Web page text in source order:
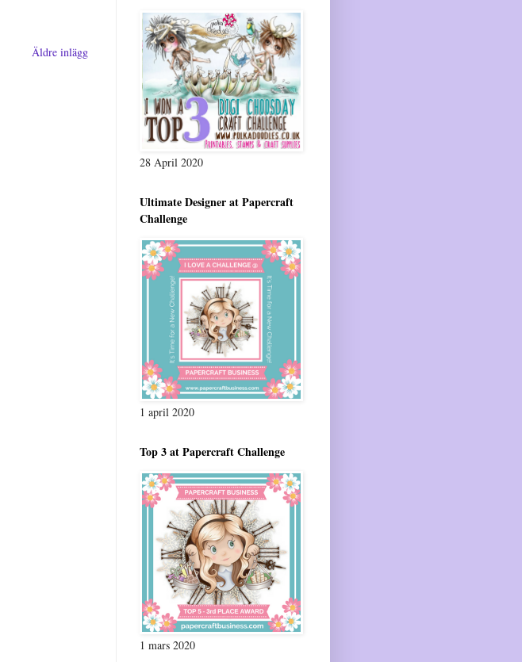
Äldre inlägg
28 April 2020
Ultimate Designer at Papercraft
Challenge
1 april 2020
Top 3 at Papercraft Challenge
1 mars 2020